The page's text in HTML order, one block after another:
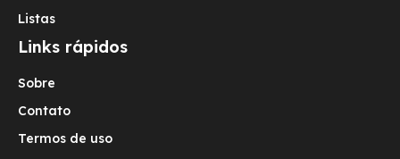
Listas
Links rápidos
Sobre
Contato
Termos de uso